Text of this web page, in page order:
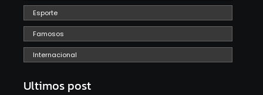
Esporte
Famosos
Internacional
Ultimos post